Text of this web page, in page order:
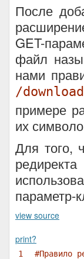
После
GET-
файл
нами
/
примере
их
Для того,
параметр-
view source
print?
1 #Правило